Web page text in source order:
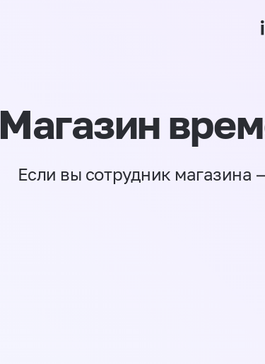
Магазин
Если вы сотрудник магазина